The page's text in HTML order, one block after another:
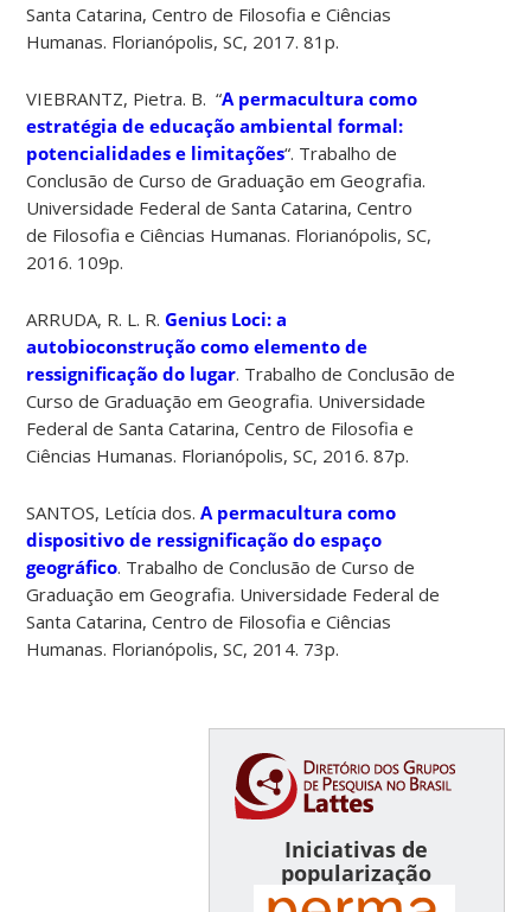
Santa Catarina, Centro de Filosofia e Ciências
Humanas. Florianópolis, SC, 2017. 81p.
VIEBRANTZ, Pietra. B. “A permacultura como
estratégia de educação ambiental formal:
potencialidades e limitações“. Trabalho de
Conclusão de Curso de Graduação em Geografia.
Universidade Federal de Santa Catarina, Centro
de Filosofia e Ciências Humanas. Florianópolis, SC,
2016. 109p.
ARRUDA, R. L. R.Genius Loci: a
autobioconstrução como elemento de
ressignificação do lugar. Trabalho de Conclusão de
Curso de Graduação em Geografia. Universidade
Federal de Santa Catarina, Centro de Filosofia e
Ciências Humanas. Florianópolis, SC, 2016. 87p.
SANTOS, Letícia dos.A permacultura como
dispositivo de ressignificação do espaço
geográfico. Trabalho de Conclusão de Curso de
Graduação em Geografia. Universidade Federal de
Santa Catarina, Centro de Filosofia e Ciências
Humanas. Florianópolis, SC, 2014. 73p.
Iniciativas de
popularização